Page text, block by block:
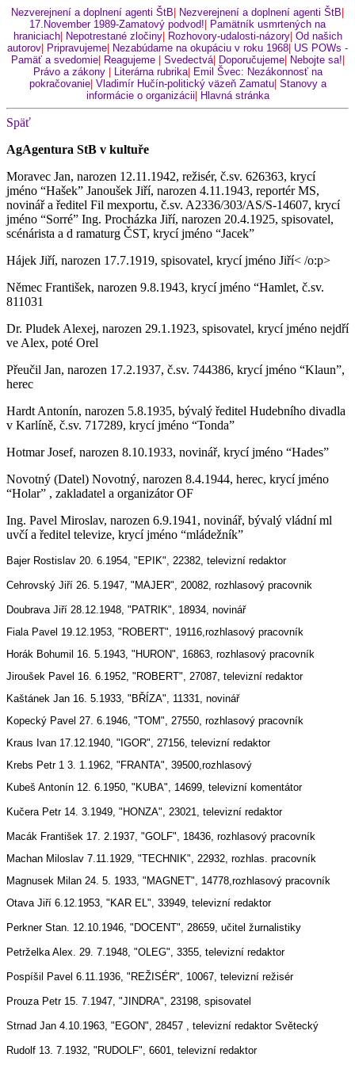
Nezverejnení a doplnení agenti ŠtB Nezverejnení a doplnení agenti ŠtB
17.November 1989-Zamatový podvod!
Pamätník usmrtených na
hraniciach| Nepotrestané zločiny| Rozhovory-udalosti-názory| Od našich
autorov Pripravujeme Nezabúdame na okupáciu v roku 1968 US POWs -
Pamäť a svedomie| Reagujeme Svedectvá| Doporučujeme| Nebojte sa!
Právo a zákony| Literárna rubrika| Emil Švec: Nezákonnosť na
pokračovanie| Vladimír Hučín-politický väzeň Zamatu| Stanovy a
informácie o organizácii
Hlavná stránka
Späť
AgAgentura StB v kultuře
Moravec Jan, narozen 12.11.1942, režisér, č.sv. 626363, krycí
jméno “Hašek” Janoušek Jiří, narozen 4.11.1943, reportér MS,
novinář a ředitel Fil mexportu, č.sv. A2336/303/AS/S-14607, krycí
jméno “Sorré” Ing. Procházka Jiří, narozen 20.4.1925, spisovatel,
scénárista a d ramaturg ČST, krycí jméno “Jacek”
Hájek Jiří, narozen 17.7.1919, spisovatel, krycí jméno Jiří< /o:p>
Němec František, narozen 9.8.1943, krycí jméno “Hamlet, č.sv.
811031
Dr. Pludek Alexej, narozen 29.1.1923, spisovatel, krycí jméno nejdří
ve Alex, poté Orel
Přeučil Jan, narozen 17.2.1937, č.sv. 744386, krycí jméno “Klaun”,
herec
Hardt Antonín, narozen 5.8.1935, bývalý ředitel Hudebního divadla
v Karlíně, č.sv. 717289, krycí jméno “Tonda”
Hotmar Josef, narozen 8.10.1933, novinář, krycí jméno “Hades”
Novotný (Datel) Novotný, narozen 8.4.1944, herec, krycí jméno
“Holar” , zakladatel a organizátor OF
Ing. Pavel Miroslav, narozen 6.9.1941, novinář, bývalý vládní ml
uvčí a ředitel televize, krycí jméno “mládežník”
Bajer Rostislav 20. 6.1954, "EPIK", 22382, televizní redaktor
Cehrovský Jiří 26. 5.1947, "MAJER", 20082, rozhlasový pracovnik
Doubrava Jiří 28.12.1948, "PATRIK", 18934, novinář
Fiala Pavel 19.12.1953, "ROBERT", 19116,rozhlasový pracovník
Horák Bohumil 16. 5.1943, "HURON", 16863, rozhlasový pracovník
Jiroušek Pavel 16. 6.1952, "ROBERT", 27087, televizní redaktor
Kaštánek Jan 16. 5.1933, "BŘÍZA", 11331, novinář
Kopecký Pavel 27. 6.1946, "TOM", 27550, rozhlasový pracovník
Kraus Ivan 17.12.1940, "IGOR", 27156, televizní redaktor
Krebs Petr 1 3. 1.1962, "FRANTA", 39500,rozhlasový
Kubeš Antonín 12. 6.1950, "KUBA", 14699, televizní komentátor
Kučera Petr 14. 3.1949, "HONZA", 23021, televizní redaktor
Macák František 17. 2.1937, "GOLF", 18436, rozhlasový pracovník
Machan Miloslav 7.11.1929, "TECHNIK", 22932, rozhlas. pracovník
Magnusek Milan 24. 5. 1933, "MAGNET", 14778,rozhlasový pracovník
Otava Jiří 6.12.1953, "KAR EL", 33949, televizní redaktor
Perkner Stan. 12.10.1946, "DOCENT", 28659, učitel žurnalistiky
Petrželka Alex. 29. 7.1948, "OLEG", 3355, televizní redaktor
Pospíšil Pavel 6.11.1936, "REŽISÉR", 10067, televizní režisér
Prouza Petr 15. 7.1947, "JINDRA", 23198, spisovatel
Strnad Jan 4.10.1963, "EGON", 28457 , televizní redaktor Světecký
Rudolf 13. 7.1932, "RUDOLF", 6601, televizní redaktor